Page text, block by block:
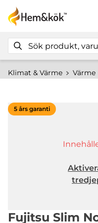
Klimat & Värme Värme
5 års garanti
Fujitsu Slim